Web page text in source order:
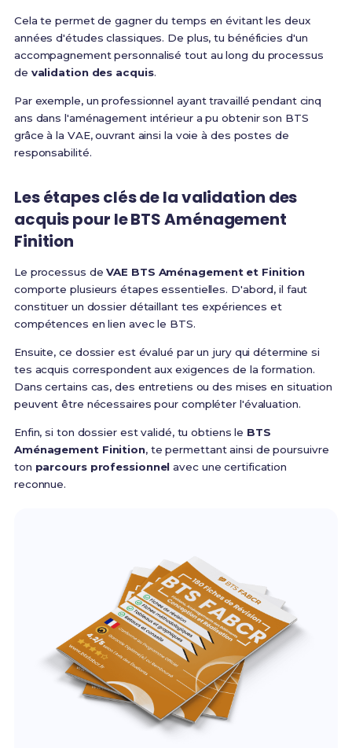
Cela te permet de gagner du temps en évitant les deux
années d'études classiques. De plus, tu bénéficies d'un
accompagnement personnalisé tout au long du processus
de validation des acquis.
Par exemple, un professionnel ayant travaillé pendant cinq
ans dans l'aménagement intérieur a pu obtenir son BTS
grâce à la VAE, ouvrant ainsi la voie à des postes de
responsabilité.
Les étapes clés de lavalidation des
acquispour leBTS Aménagement
Finition
Le processus deVAE BTS Aménagement et Finition
comporte plusieurs étapes essentielles. D'abord, il faut
constituer un dossier détaillant tes expériences et
compétences en lien avec le BTS.
Ensuite, ce dossier est évalué par un jury qui détermine si
tes acquis correspondent aux exigences de la formation.
Dans certains cas, des entretiens ou des mises en situation
peuvent être nécessaires pour compléter l'évaluation.
Enfin, si ton dossier est validé, tu obtiens le BTS
Aménagement Finition, te permettant ainsi de poursuivre
ton parcours professionnel avec une certification
reconnue.